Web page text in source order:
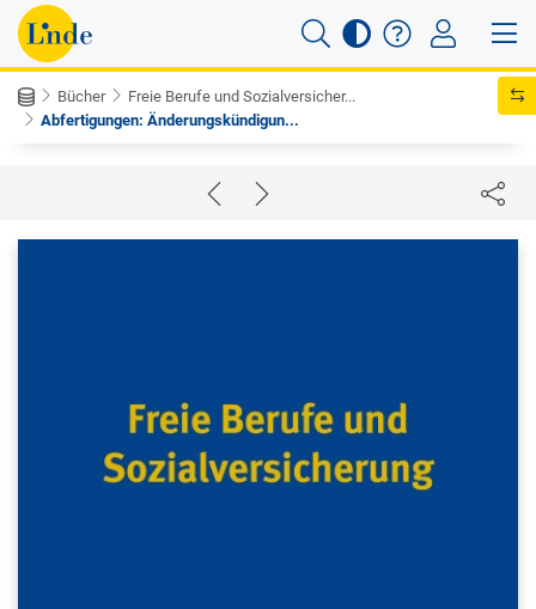
Bücher
Freie Berufe und Sozialversicher...
Abfertigungen: Änderungskündigun...